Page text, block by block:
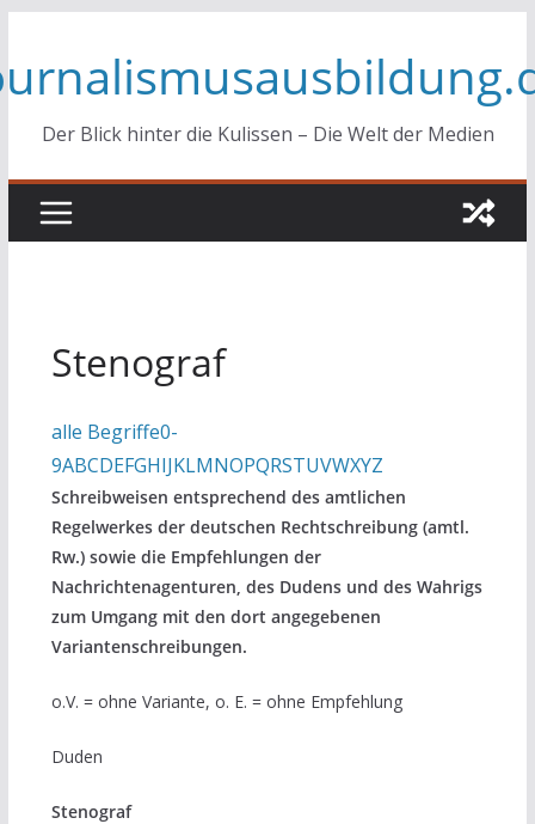
springen
Der Blick hinter die Kulissen – Die Welt der Medien
Stenograf
alle Begriffe0-
9ABCDEFGHIJKLMNOPQRSTUVWXYZ
Schreibweisen entsprechend des amtlichen
Regelwerkes der deutschen Rechtschreibung (amtl.
Rw.) sowie die Empfehlungen der
Nachrichtenagenturen, des Dudens und des Wahrigs
zum Umgang mit den dort angegebenen
Variantenschreibungen.
o.V. = ohne Variante, o. E. = ohne Empfehlung
Duden
Stenograf